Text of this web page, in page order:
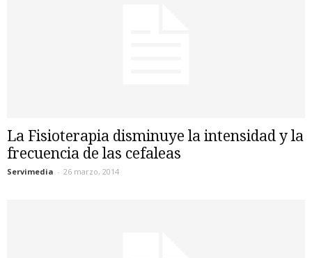
La Fisioterapia disminuye la intensidad y la
frecuencia de las cefaleas
Servimedia - 26 marzo, 2014